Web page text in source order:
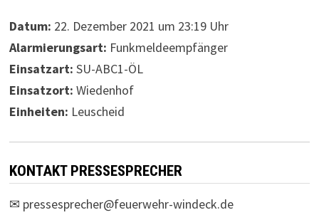
Datum: 22. Dezember 2021 um 23:19 Uhr
Alarmierungsart: Funkmeldeempfänger
Einsatzart: SU-ABC1-ÖL
Einsatzort: Wiedenhof
Einheiten: Leuscheid
KONTAKT PRESSESPRECHER
✉ pressesprecher@feuerwehr-windeck.de